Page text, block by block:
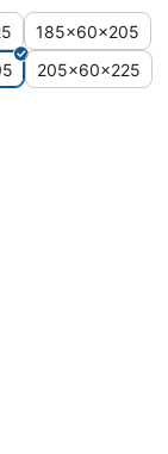
185x60x205
205x60x225